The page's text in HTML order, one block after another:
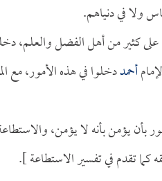
ولا في دنياهم.
كثير من أهل الفضل والعلم،
أحمددخلوا في هذه الأمور، مع
بأن يؤمن بأنه لا يؤمن،
تقدم في تفسير الاستطاعة ].